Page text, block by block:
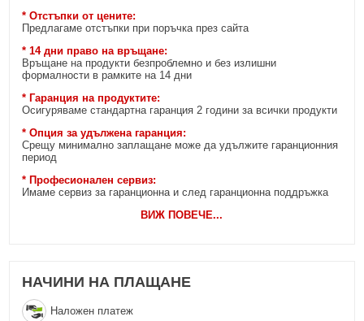
* Отстъпки от цените:
Предлагаме отстъпки при поръчка през сайта
* 14 дни право на връщане:
Връщане на продукти безпроблемно и без излишни
формалности в рамките на 14 дни
* Гаранция на продуктите:
Осигуряваме стандартна гаранция 2 години за всички продукти
* Опция за удължена гаранция:
Срещу минимално заплащане може да удължите гаранционния
период
* Професионален сервиз:
Имаме сервиз за гаранционна и след гаранционна поддръжка
ВИЖ ПОВЕЧЕ...
НАЧИНИ НА ПЛАЩАНЕ
Наложен платеж